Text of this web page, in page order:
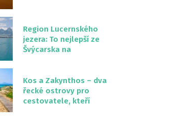
Region Lucernského
jezera: To nejlepší ze
Švýcarska na
Kos a Zakynthos – dva
řecké ostrovy pro
cestovatele, kteří